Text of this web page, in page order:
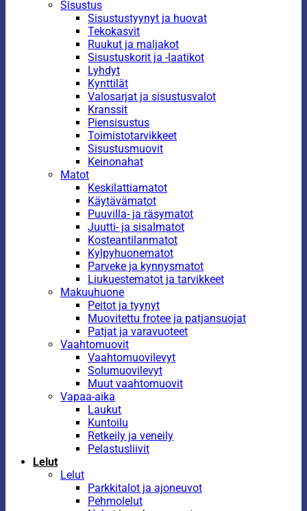
Sisustus
Sisustustyynyt ja huovat
Tekokasvit
Ruukut ja maljakot
Sisustuskorit ja -laatikot
Lyhdyt
Kynttilät
Valosarjat ja sisustusvalot
Kranssit
Piensisustus
Toimistotarvikkeet
Sisustusmuovit
Keinonahat
Matot
Keskilattiamatot
Käytävämatot
Puuvilla- ja räsymatot
Juutti- ja sisalmatot
Kosteantilanmatot
Kylpyhuonematot
Parveke ja kynnysmatot
Liukuestematot ja tarvikkeet
Makuuhuone
Peitot ja tyynyt
Muovitettu frotee ja patjansuojat
Patjat ja varavuoteet
Vaahtomuovit
Vaahtomuovilevyt
Solumuovilevyt
Muut vaahtomuovit
Vapaa-aika
Laukut
Kuntoilu
Retkeily ja veneily
Pelastusliivit
Lelut
Lelut
Parkkitalot ja ajoneuvot
Pehmolelut